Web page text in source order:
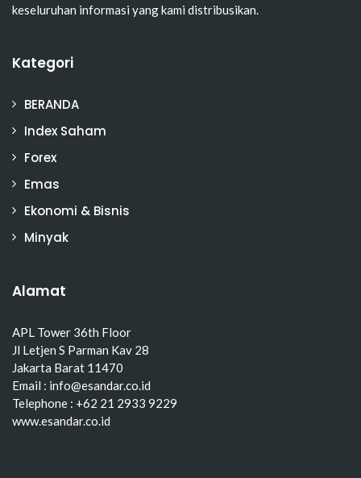
keseluruhan informasi yang kami distribusikan.
Kategori
BERANDA
Index Saham
Forex
Emas
Ekonomi & Bisnis
Minyak
Alamat
APL Tower 36th Floor
Jl Letjen S Parman Kav 28
Jakarta Barat 11470
Email : info@esandar.co.id
Telephone : +62 21 2933 9229
www.esandar.co.id